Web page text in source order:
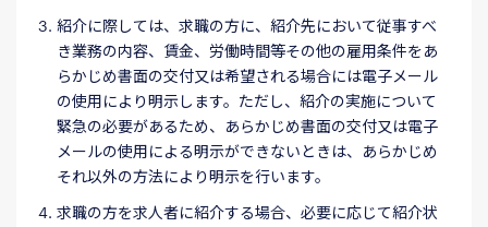
紹介に際しては、求職の方に、紹介先において従事すべ
き業務の内容、賃金、労働時間等その他の雇用条件をあ
らかじめ書面の交付又は希望される場合には電子メール
の使用により明示します。ただし、紹介の実施について
緊急の必要があるため、あらかじめ書面の交付又は電子
メールの使用による明示ができないときは、あらかじめ
それ以外の方法により明示を行います。
求職の方を求人者に紹介する場合、必要に応じて紹介状